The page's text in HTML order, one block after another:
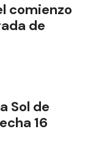
comienzo
de
Sol de
16